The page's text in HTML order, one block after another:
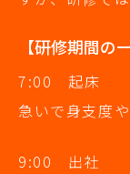
【研修期間の
7:00 起床
急いで身支度
9:00 出社